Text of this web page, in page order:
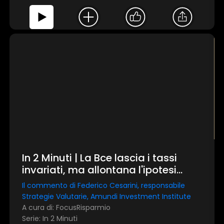
In 2 Minuti | La Bce lascia i tassi
invariati, ma allontana l'ipotesi
tagli
Il commento di Federico Cesarini, responsabile
Strategie Valutarie, Amundi Investment Institute
A cura di: FocusRisparmio
Serie: In 2 Minuti